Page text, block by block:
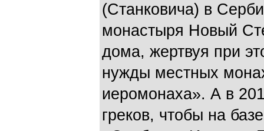
(Станковича) в
монастыря Новый
дома, жертвуя при
нужды местных
иеромонаха». А в
греков, чтобы на